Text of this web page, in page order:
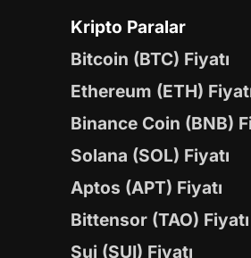
Kripto Paralar
Bitcoin (BTC) Fiyatı
Ethereum (ETH)
Binance Coin (BNB)
Solana (SOL) Fiyatı
Aptos (APT) Fiyatı
Bittensor (TAO) Fiyatı
Sui (SUI) Fiyatı